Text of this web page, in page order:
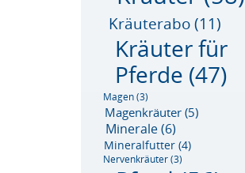
Kräuterabo(11)
Kräuter für
Pferde (47)
Magen(3)
Magenkräuter (5)
Minerale(6)
Mineralfutter (4)
Nervenkräuter(3)